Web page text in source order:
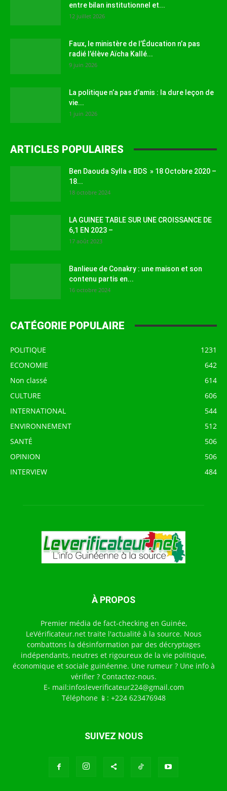
entre bilan institutionnel et...
12 juillet 2026
Faux, le ministère de l’Éducation n’a pas
radié l’élève Aïcha Kallé...
9 juin 2026
La politique n’a pas d’amis : la dure leçon de
vie...
1 juin 2026
ARTICLES POPULAIRES
Ben Daouda Sylla « BDS » 18 Octobre 2020 –
18...
18 octobre 2024
LA GUINEE TABLE SUR UNE CROISSANCE DE
6,1 EN 2023 –
17 août 2023
Banlieue de Conakry : une maison et son
contenu partis en...
16 octobre 2024
CATÉGORIE POPULAIRE
POLITIQUE
1231
ECONOMIE
642
Non classé
614
CULTURE
606
INTERNATIONAL
544
ENVIRONNEMENT
512
SANTÉ
506
OPINION
506
INTERVIEW
484
À PROPOS
Premier média de fact-checking en Guinée,
LeVérificateur.net traite l'actualité à la source. Nous
combattons la désinformation par des décryptages
indépendants, neutres et rigoureux de la vie politique,
économique et sociale guinéenne. Une rumeur ? Une info à
vérifier ? Contactez-nous.
E- mail:infosleverificateur224@gmail.com
Téléphone 📱: +224 623476948
SUIVEZ NOUS